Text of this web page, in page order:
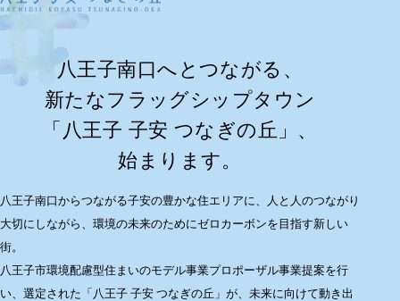
八王子南口へとつながる、
新たなフラッグシップタウン
「八王子 子安 つなぎの丘」、
始まります。
八王子南口からつながる子安の豊かな住エリアに、
人と人のつながり
大切にしながら、環境の未来のためにゼロカーボンを目指す新しい
街。
八王子市環境配慮型住まいのモデル事業プロポーザル事業提案を行
い、 選定された「八王子 子安 つなぎの丘」が、未来に向けて動き出